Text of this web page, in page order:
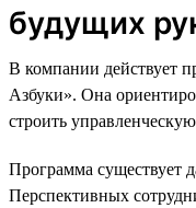
будущих
В компании действует
Азбуки». Она
строить управленческую
Программа существует
Перспективных